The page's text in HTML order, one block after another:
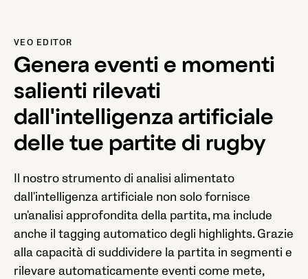
VEO EDITOR
Genera eventi e momenti
salienti rilevati
dall'intelligenza artificiale
delle tue partite di rugby
Il nostro strumento di analisi alimentato
dall'intelligenza artificiale non solo fornisce
un'analisi approfondita della partita, ma include
anche il tagging automatico degli highlights. Grazie
alla capacità di suddividere la partita in segmenti e
rilevare automaticamente eventi come mete,